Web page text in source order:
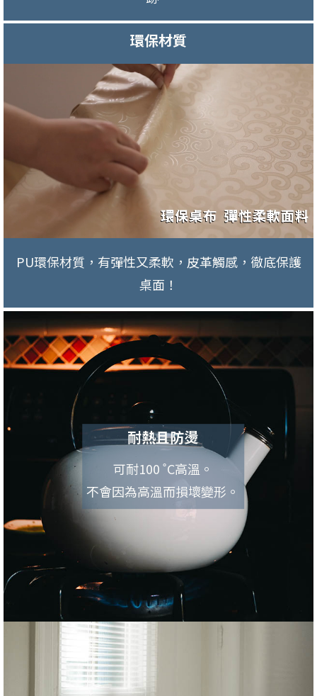
環保材質
PU環保材質，有彈性又柔軟，皮革觸感，徹底保護
桌面！
耐熱且防燙
可耐100 ˚C高溫。
不會因為高溫而損壞變形。